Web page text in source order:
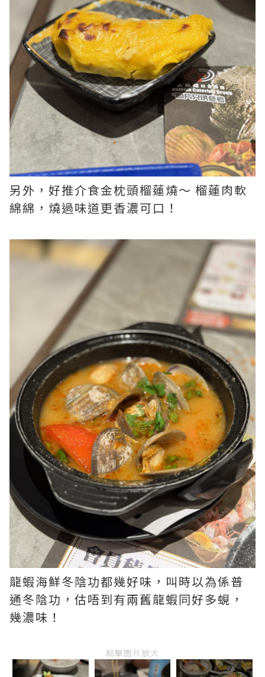
另外，好推介食金枕頭榴蓮燒～ 榴蓮肉軟
綿綿，燒過味道更香濃可口！
龍蝦海鮮冬陰功都幾好味，叫時以為係普
通冬陰功，估唔到有兩舊龍蝦同好多蜆，
幾濃味！
點擊圖片放大